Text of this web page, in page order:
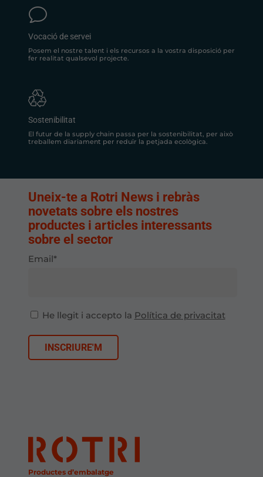
v
Vocació de servei
Posem el nostre talent i els recursos a la vostra disposició per
fer realitat qualsevol projecte.
Sostenibilitat
El futur de la supply chain passa per la sostenibilitat, per això
treballem diariament per reduïr la petjada ecològica.
Uneix-te a Rotri News i rebràs
novetats sobre els nostres
productes i articles interessants
sobre el sector
Email*
He llegit i accepto la Política de privacitat
Productes d’embalatge